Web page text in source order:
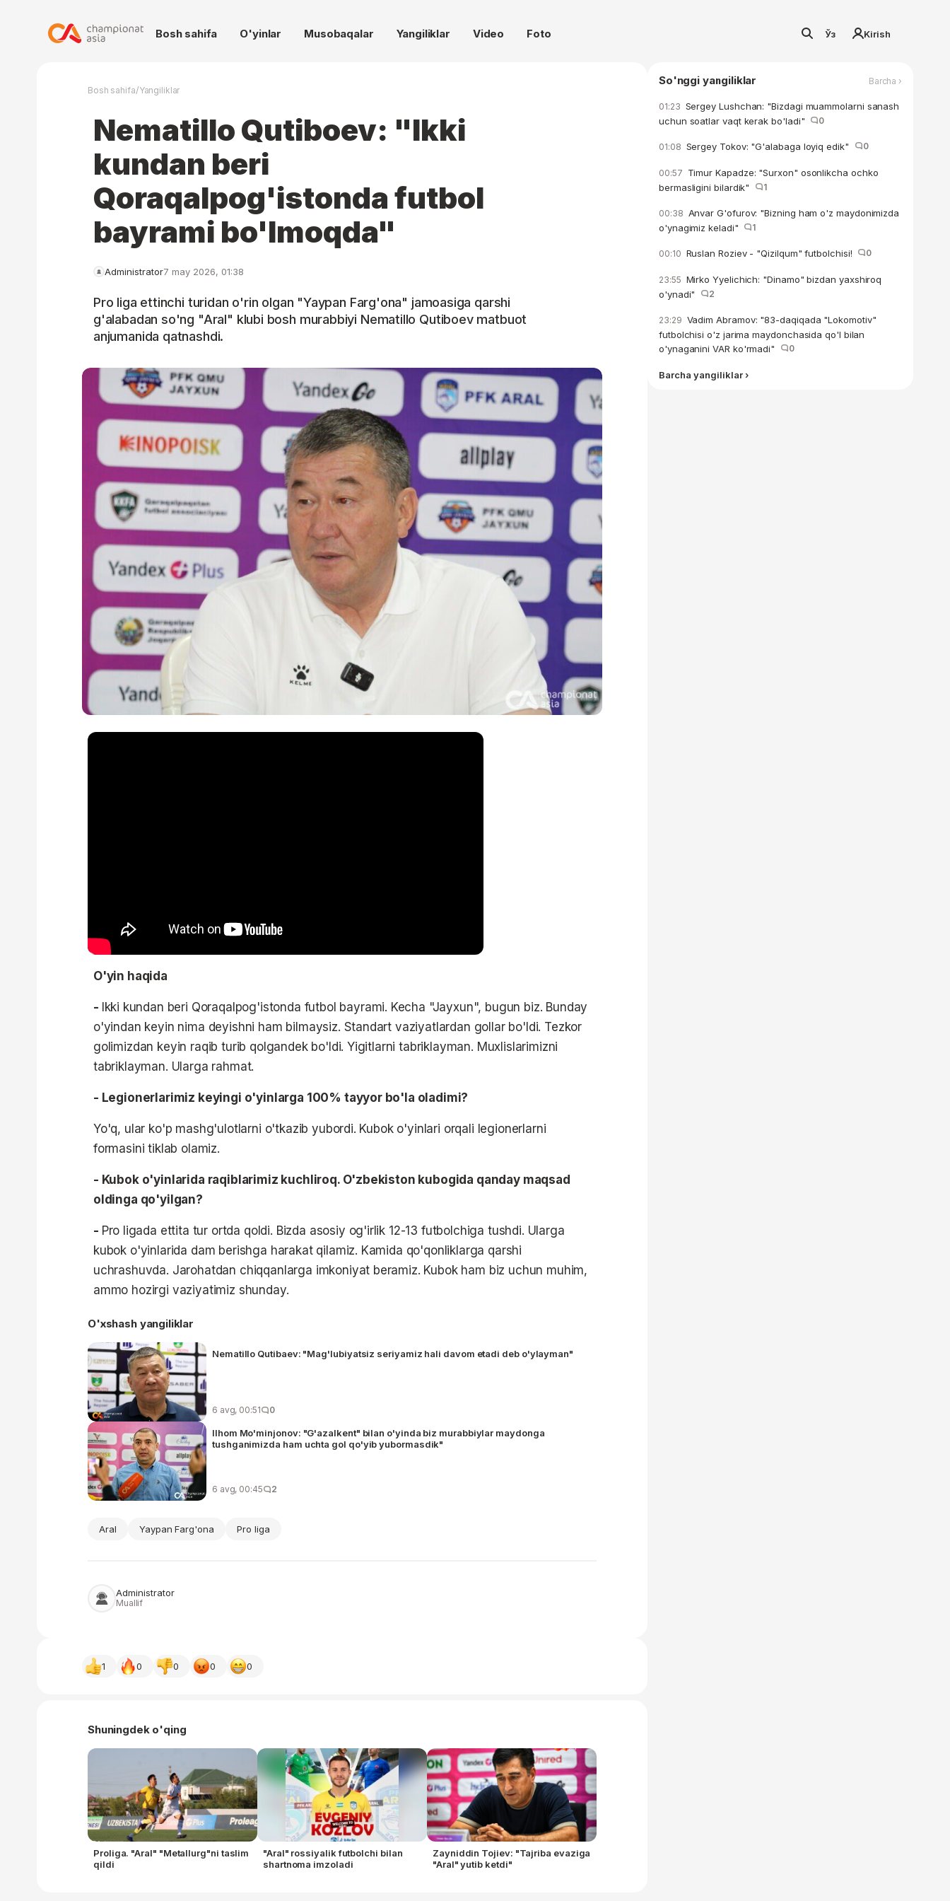
Bosh sahifa O'yinlar Musobaqalar Yangiliklar Video Foto Ўз Kirish
Bosh sahifa/Yangiliklar
Nematillo Qutiboev: "Ikki
kundan beri
Qoraqalpog'istonda futbol
bayrami bo'lmoqda"
Administrator7 may 2026, 01:38
Pro liga ettinchi turidan o'rin olgan "Yaypan Farg'ona" jamoasiga qarshi
g'alabadan so'ng "Aral" klubi bosh murabbiyi Nematillo Qutiboev matbuot
anjumanida qatnashdi.
O'yin haqida
- Ikki kundan beri Qoraqalpog'istonda futbol bayrami. Kecha "Jayxun", bugun biz. Bunday
o'yindan keyin nima deyishni ham bilmaysiz. Standart vaziyatlardan gollar bo'ldi. Tezkor
golimizdan keyin raqib turib qolgandek bo'ldi. Yigitlarni tabriklayman. Muxlislarimizni
tabriklayman. Ularga rahmat.
- Legionerlarimiz keyingi o'yinlarga 100% tayyor bo'la oladimi?
Yo'q, ular ko'p mashg'ulotlarni o'tkazib yubordi. Kubok o'yinlari orqali legionerlarni
formasini tiklab olamiz.
- Kubok o'yinlarida raqiblarimiz kuchliroq. O'zbekiston kubogida qanday maqsad
oldinga qo'yilgan?
- Pro ligada ettita tur ortda qoldi. Bizda asosiy og'irlik 12-13 futbolchiga tushdi. Ularga
kubok o'yinlarida dam berishga harakat qilamiz. Kamida qo'qonliklarga qarshi
uchrashuvda. Jarohatdan chiqqanlarga imkoniyat beramiz. Kubok ham biz uchun muhim,
ammo hozirgi vaziyatimiz shunday.
O'xshash yangiliklar
Nematillo Qutibaev: "Mag'lubiyatsiz seriyamiz hali davom etadi deb o'ylayman"
6 avg, 00:51 0
Ilhom Mo'minjonov: "G'azalkent" bilan o'yinda biz murabbiylar maydonga
tushganimizda ham uchta gol qo'yib yubormasdik"
6 avg, 00:45 2
Aral Yaypan Farg'ona Pro liga
Administrator
Muallif
1 0 0 0 0
Shuningdek o'qing
Proliga. "Aral" "Metallurg"ni taslim
qildi
"Aral" rossiyalik futbolchi bilan
shartnoma imzoladi
Zayniddin Tojiev: "Tajriba evaziga
"Aral" yutib ketdi"
So'nggi yangiliklar Barcha ›
01:23 Sergey Lushchan: "Bizdagi muammolarni sanash
uchun soatlar vaqt kerak bo'ladi"
0
01:08 Sergey Tokov: "G'alabaga loyiq edik" 0
00:57 Timur Kapadze: "Surxon" osonlikcha ochko
bermasligini bilardik"
1
00:38 Anvar G'ofurov: "Bizning ham o'z maydonimizda
o'ynagimiz keladi"
1
00:10 Ruslan Roziev - "Qizilqum" futbolchisi! 0
23:55 Mirko Yyelichich: "Dinamo" bizdan yaxshiroq
o'ynadi"
2
23:29 Vadim Abramov: "83-daqiqada "Lokomotiv"
futbolchisi o'z jarima maydonchasida qo'l bilan
o'ynaganini VAR ko'rmadi"
0
Barcha yangiliklar ›